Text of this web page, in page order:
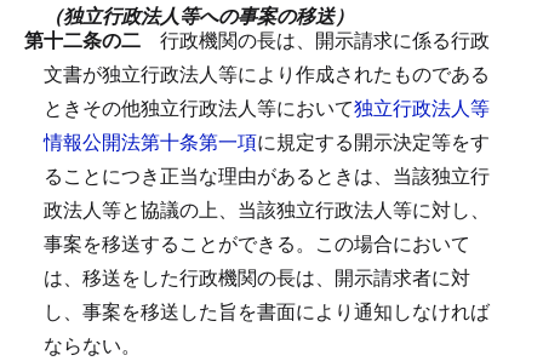
（独立行政法人等への事案の移送）
第十二条の二 行政機関の長は、開示請求に係る行政
文書が独立行政法人等により作成されたものである
ときその他独立行政法人等において独立行政法人等
情報公開法第十条第一項に規定する開示決定等をす
ることにつき正当な理由があるときは、当該独立行
政法人等と協議の上、当該独立行政法人等に対し、
事案を移送することができる。 この場合において
は、移送をした行政機関の長は、開示請求者に対
し、事案を移送した旨を書面により通知しなければ
ならない。